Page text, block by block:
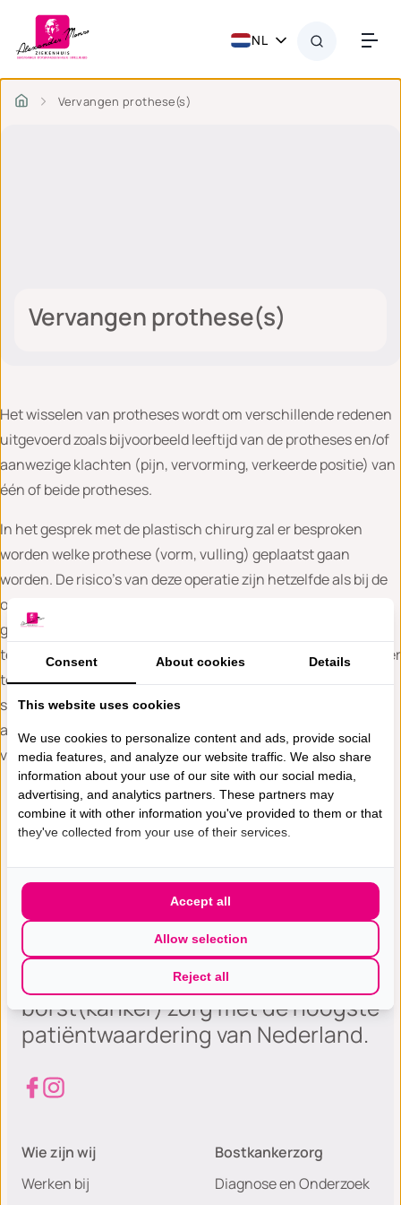
NL
Vervangen prothese(s)
Vervangen prothese(s)
Het wisselen van protheses wordt om verschillende redenen
uitgevoerd zoals bijvoorbeeld leeftijd van de protheses en/of
aanwezige klachten (pijn, vervorming, verkeerde positie) van
één of beide protheses.
In het gesprek met de plastisch chirurg zal er besproken
worden welke prothese (vorm, vulling) geplaatst gaan
worden. De risico’s van deze operatie zijn hetzelfde als bij de
operatie waarbij er voor de eerste keer protheses zijn
geplaatst. Het resultaat is op z’n vroegst na 6 tot 12 maanden
te beoordelen. Bij een dubbelzijdige ingreep kan het zijn dat er
toch een verschil blijft tussen links en rechts. 100%
symmetrie kunnen we niet garanderen. Soms zijn nog
aanvullende procedures nodig om een optimaal resultaat te
verkrijgen.
Gespecialiseerde excellente
borst(kanker) zorg met de hoogste
patiëntwaardering van Nederland.
Wie zijn wij
Werken bij
Bostkankerzorg
Diagnose en Onderzoek
Consent About cookies Details
This website uses cookies
We use cookies to personalize content and ads, provide social
media features, and analyze our website traffic. We also share
information about your use of our site with our social media,
advertising, and analytics partners. These partners may
combine it with other information you've provided to them or that
they've collected from your use of their services.
Reject all
Allow selection
Accept all